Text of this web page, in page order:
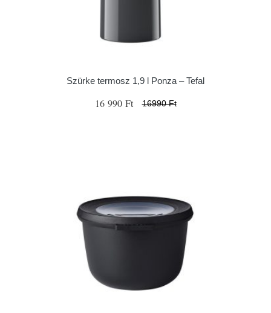
Szürke termosz 1,9 l Ponza – Tefal
16 990 Ft 16990 Ft